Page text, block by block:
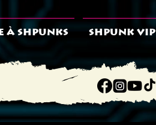
À SHPUNKS SHPUNK VIP